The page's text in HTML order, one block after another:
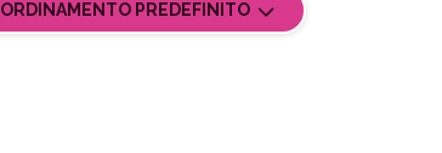
ORDINAMENTO PREDEFINITO